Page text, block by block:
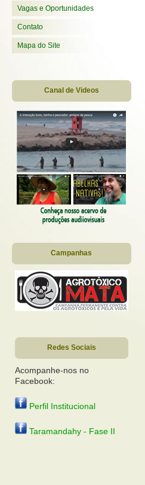
Vagas e Oportunidades
Contato
Mapa do Site
Canal de Videos
Campanhas
Redes Sociais
Acompanhe-nos no
Facebook:
Perfil Institucional
Taramandahy - Fase II